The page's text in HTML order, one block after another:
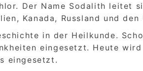
Der Name Sodalith leitet
Kanada, Russland und den
in der Heilkunde.
eingesetzt. Heute
eingesetzt.